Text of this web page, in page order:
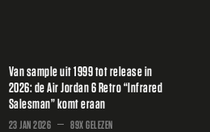
Van sample uit 1999 tot release in
2026: de Air Jordan 6 Retro “Infrared
Salesman” komt eraan
23 JAN 2026 89X GELEZEN